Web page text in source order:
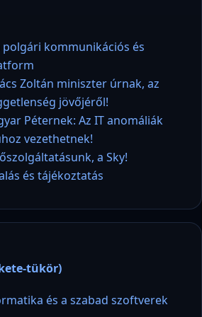
polgári kommunikációs és
Zoltán miniszter úrnak, az
jövőjéről!
Péternek: Az IT anomáliák
vezethetnek!
a Sky!
és tájékoztatás
tükör)
és a szabad szoftverek